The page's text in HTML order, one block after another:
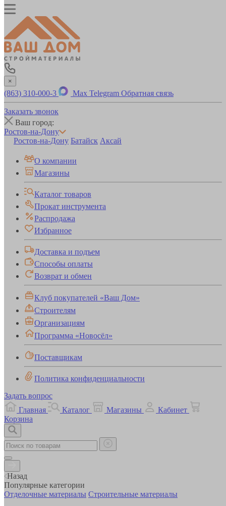
×
(863) 310-000-3 Max Telegram Обратная связь
Заказать звонок
Ваш город:
Ростов-на-Дону
Ростов-на-Дону Батайск Аксай
О компании
Магазины
Каталог товаров
Прокат инструмента
Распродажа
Избранное
Доставка и подъем
Способы оплаты
Возврат и обмен
Клуб покупателей «Ваш Дом»
Строителям
Организациям
Программа «Новосёл»
Поставщикам
Политика конфиденциальности
Задать вопрос
Главная
Каталог Магазины
Кабинет
Корзина
Назад
Популярные категории
Отделочные материалы Строительные материалы